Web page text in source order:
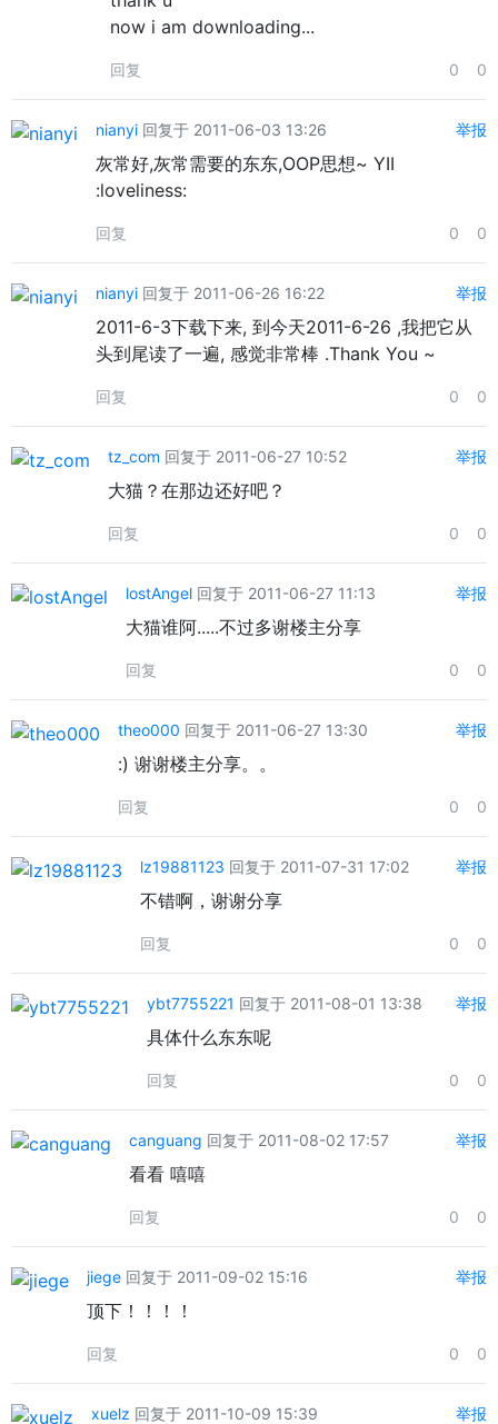
now i am downloading...
回复 0 0
nianyi 回复于 2011-06-03 13:26 举报
灰常好,灰常需要的东东,OOP思想~ YII
:loveliness:
回复 0 0
nianyi 回复于 2011-06-26 16:22 举报
2011-6-3下载下来, 到今天2011-6-26 ,我把它从
头到尾读了一遍, 感觉非常棒 .Thank You ~
回复 0 0
tz_com 回复于 2011-06-27 10:52 举报
大猫？在那边还好吧？
回复 0 0
lostAngel 回复于 2011-06-27 11:13 举报
大猫谁阿.....不过多谢楼主分享
回复 0 0
theo000 回复于 2011-06-27 13:30 举报
:) 谢谢楼主分享。。
回复 0 0
lz19881123 回复于 2011-07-31 17:02 举报
不错啊，谢谢分享
回复 0 0
ybt7755221 回复于 2011-08-01 13:38 举报
具体什么东东呢
回复 0 0
canguang 回复于 2011-08-02 17:57 举报
看看 嘻嘻
回复 0 0
jiege 回复于 2011-09-02 15:16 举报
顶下！！！！
回复 0 0
xuelz 回复于 2011-10-09 15:39 举报